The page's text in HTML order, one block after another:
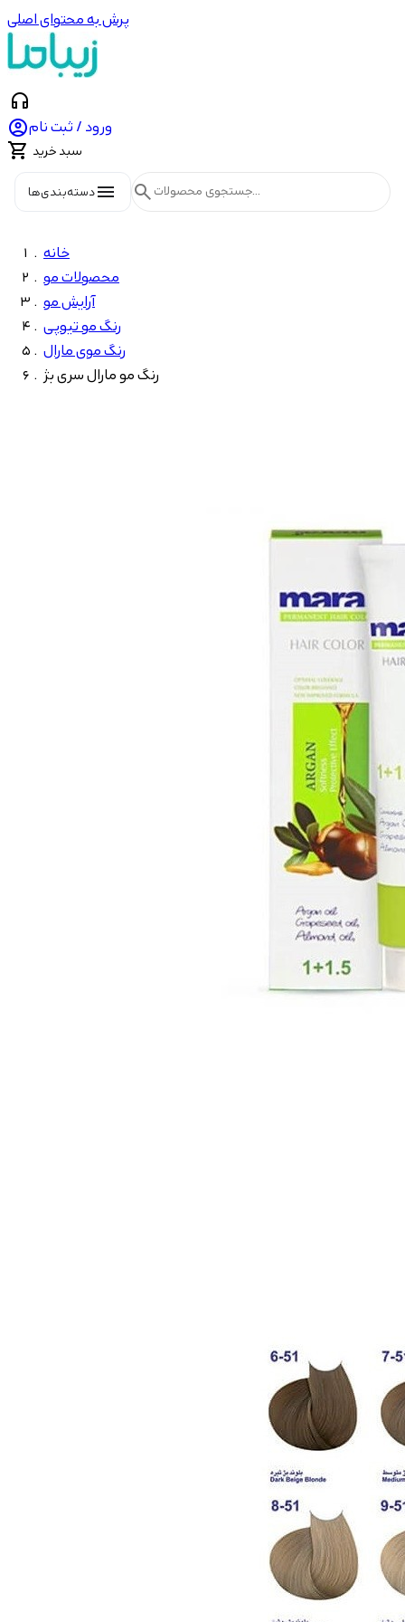
پرش به محتوای اصلی
headphones
ورود / ثبت نام
 سبد خرید
menuدسته‌بندی‌ها search
خانه
محصولات مو
آرایش مو
رنگ مو تیوپی
رنگ موی مارال
رنگ مو مارال سری بژ